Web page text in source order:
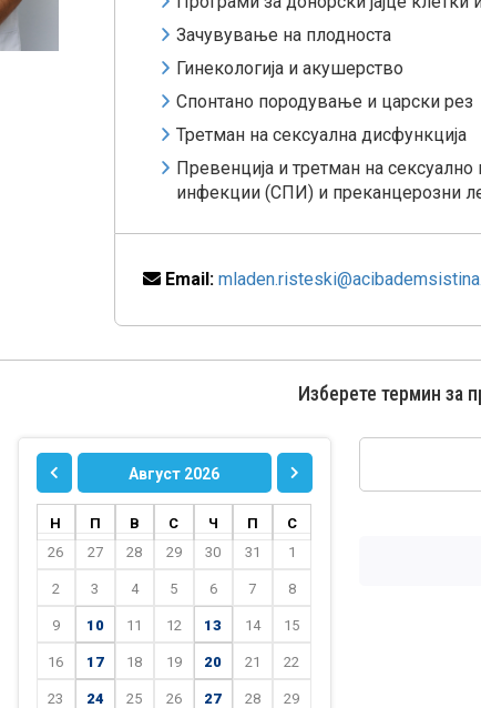
Зачувување на плодноста
Гинекологија и акушерство
Спонтано породување и царски рез
Третман на сексуална дисфункција
Превенција и третман на
инфекции (СПИ) и преканцерозни
Email:
Изберете термин за
Август 2026
Н П В С Ч П
С
26
27 28 29 30 31 1
2 3 4 5 6 7 8
9 10 11 12 13 14 15
16 17 18 19 20 21 22
23 24 25 26 27 28 29